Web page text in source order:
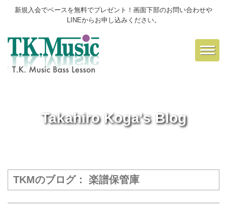
新規入会でベースを無料でプレゼント！画面下部のお問い合わせや
LINEからお申し込みください。
Takahiro Koga's Blog
TKMのブログ： 楽譜保管庫